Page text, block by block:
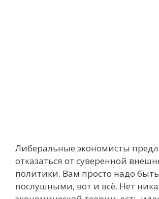
Либеральные экономисты
отказаться от суверенной
политики. Вам просто надо быть
послушными, вот и всё. Нет